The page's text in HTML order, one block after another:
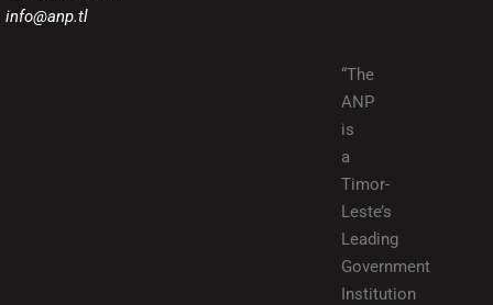
info@anp.tl
“The
ANP
is
a
Timor-
Leste’s
Leading
Government
Institution